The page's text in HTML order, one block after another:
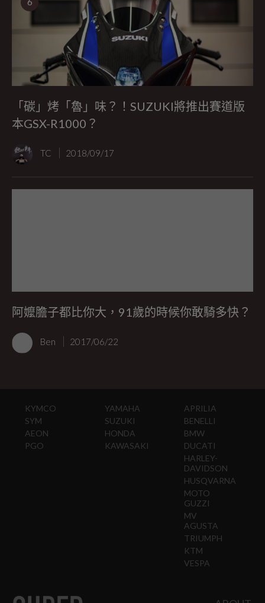
「碳」烤「魯」味？！SUZUKI將推出賽道版
本GSX-R1000？
TC 2018/09/17
阿嬤膽子都比你大，91歲的時候你敢騎多快？
Ben 2017/06/22
KYMCO
SYM
AEON
PGO
YAMAHA
SUZUKI
HONDA
KAWASAKI
APRILIA
BENELLI
BMW
DUCATI
HARLEY-
DAVIDSON
HUSQVARNA
MOTO
GUZZI
MV
AGUSTA
TRIUMPH
KTM
VESPA